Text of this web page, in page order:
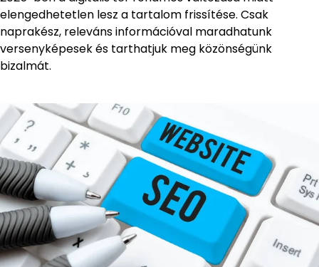
elengedhetetlen lesz a tartalom frissítése. Csak
naprakész, releváns információval maradhatunk
versenyképesek és tarthatjuk meg közönségünk
bizalmát.